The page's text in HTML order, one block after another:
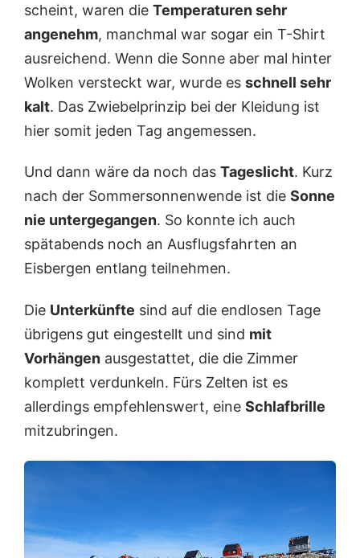
scheint, waren die Temperaturen sehr
angenehm, manchmal war sogar ein T-Shirt
ausreichend. Wenn die Sonne aber mal hinter
Wolken versteckt war, wurde es schnell sehr
kalt. Das Zwiebelprinzip bei der Kleidung ist
hier somit jeden Tag angemessen.
Und dann wäre da noch das Tageslicht. Kurz
nach der Sommersonnenwende ist die Sonne
nie untergegangen. So konnte ich auch
spätabends noch an Ausflugsfahrten an
Eisbergen entlang teilnehmen.
Die Unterkünfte sind auf die endlosen Tage
übrigens gut eingestellt und sind mit
Vorhängen ausgestattet, die die Zimmer
komplett verdunkeln. Fürs Zelten ist es
allerdings empfehlenswert, eine Schlafbrille
mitzubringen.